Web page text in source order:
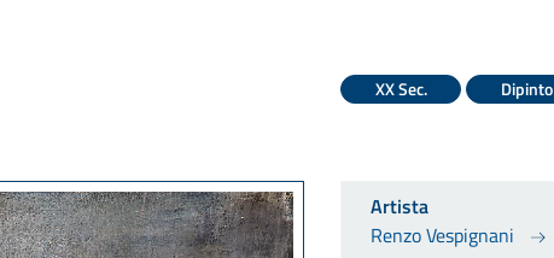
XX Sec. Dipinto
Artista
Renzo Vespignani